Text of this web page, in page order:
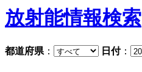
放射能情報検索
都道府県： 日付：